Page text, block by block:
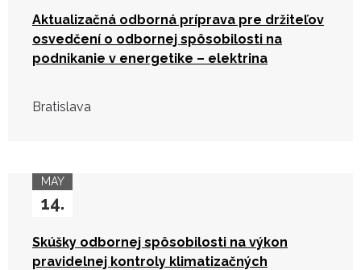
Aktualizačná odborná príprava pre držiteľov
osvedčení o odbornej spôsobilosti na
podnikanie v energetike – elektrina
Bratislava
MAY
14.
Skúšky odbornej spôsobilosti na výkon
pravidelnej kontroly klimatizačných